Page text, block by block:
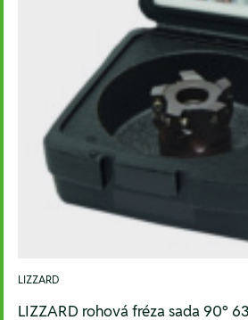
LIZZARD
LIZZARD rohová fréza sada 90°